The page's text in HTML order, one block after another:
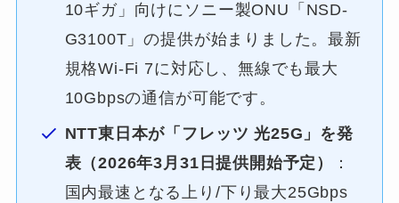
10ギガ」向けにソニー製ONU「NSD-
G3100T」の提供が始まりました。最新
規格Wi-Fi 7に対応し、無線でも最大
10Gbpsの通信が可能です。
NTT東日本が「フレッツ 光25G」を発
表（2026年3月31日提供開始予定）
：
国内最速となる上り/下り最大25Gbps